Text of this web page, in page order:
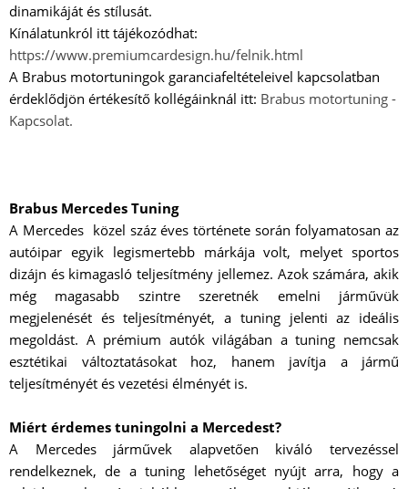
dinamikáját és stílusát.
Kínálatunkról itt tájékozódhat:
https://www.premiumcardesign.hu/felnik.html
A Brabus motortuningok garanciafeltételeivel kapcsolatban
érdeklődjön értékesítő kollégáinknál itt: Brabus motortuning -
Kapcsolat.
Brabus Mercedes Tuning
A Mercedes közel száz éves története során folyamatosan az
autóipar egyik legismertebb márkája volt, melyet sportos
dizájn és kimagasló teljesítmény jellemez. Azok számára, akik
még magasabb szintre szeretnék emelni járművük
megjelenését és teljesítményét, a tuning jelenti az ideális
megoldást. A prémium autók világában a tuning nemcsak
esztétikai változtatásokat hoz, hanem javítja a jármű
teljesítményét és vezetési élményét is.
Miért érdemes tuningolni a Mercedest?
A Mercedes járművek alapvetően kiváló tervezéssel
rendelkeznek, de a tuning lehetőséget nyújt arra, hogy a